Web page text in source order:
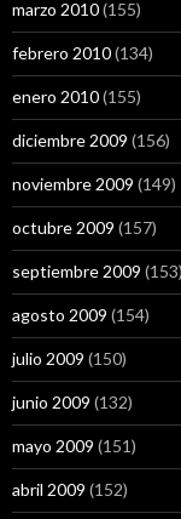
marzo 2010(155)
febrero 2010(134)
enero 2010(155)
diciembre 2009 (156)
noviembre 2009 (149)
octubre 2009 (157)
septiembre 2009 (153)
agosto 2009 (154)
julio 2009 (150)
junio 2009 (132)
mayo 2009 (151)
abril 2009 (152)